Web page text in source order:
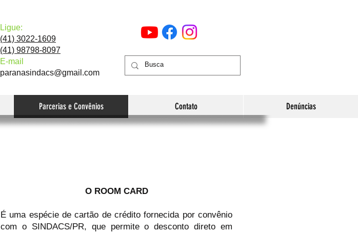
Parcerias e Convênios Contato Denúncias
Ligue:
(41) 3022-1609
(41) 98798-8097
E-mail
paranasindacs@gmail.com
O ROOM CARD
É uma espécie de cartão de crédito fornecida por convênio
com o SINDACS/PR, que permite o desconto direto em